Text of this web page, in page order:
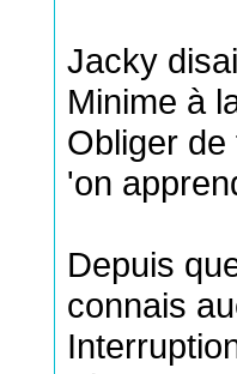
Jacky
Minime à
Obliger
'on
Depuis
connais